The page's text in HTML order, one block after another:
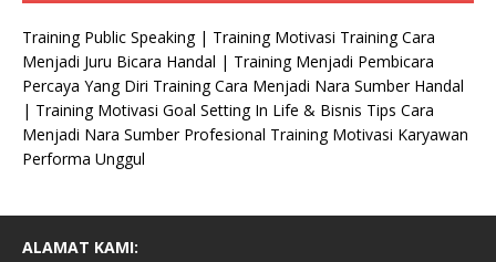
Training Public Speaking | Training Motivasi Training Cara
Menjadi Juru Bicara Handal | Training Menjadi Pembicara
Percaya Yang Diri Training Cara Menjadi Nara Sumber Handal
| Training Motivasi Goal Setting In Life & Bisnis Tips Cara
Menjadi Nara Sumber Profesional Training Motivasi Karyawan
Performa Unggul
ALAMAT KAMI: